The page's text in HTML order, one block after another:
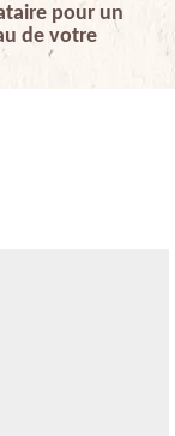
pour un
de votre